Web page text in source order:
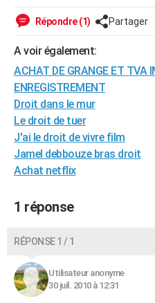
SANTE
Destinations
City break
Voyage nature
Voyage de noces
Forum
Climat
PHOTO
GUIDES D'ACHAT
BONS PLANS
CARTE DE VOEUX
Carte de Noël
Carte Bonne année
Carte Saint-Valentin
Carte Pâques
Carte d'anniversaire
Dictionnaire
Biographies
Citations
Expressions
Proverbes
PROGRAMME TV
COPAINS D'AVANT
S'inscrire
Se connecter
Lycées
Collèges
Primaires
Universités
Entreprises
Service militaire
Avis de recherche
AVIS DE DÉCÈS
FORUM
Répondre (1) Partager
A voir également:
ACHAT DE GRANGE ET TVA
ENREGISTREMENT
Droit dans le mur
Le droit de tuer
J'ai le droit de vivre film
Jamel debbouze bras droit
Achat netflix
1 réponse
RÉPONSE 1 / 1
Utilisateur anonyme
30 juil. 2010 à 12:31